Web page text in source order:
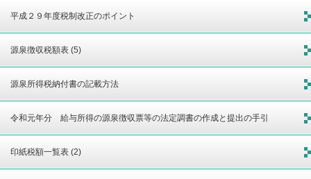
平成２９年度税制改正のポイント
源泉徴収税額表 (5)
源泉所得税納付書の記載方法
令和元年分 給与所得の源泉徴収票等の法定調書の作成と提出の手引
印紙税額一覧表 (2)